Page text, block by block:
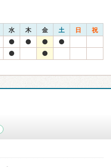
水 木 金 土 日 祝